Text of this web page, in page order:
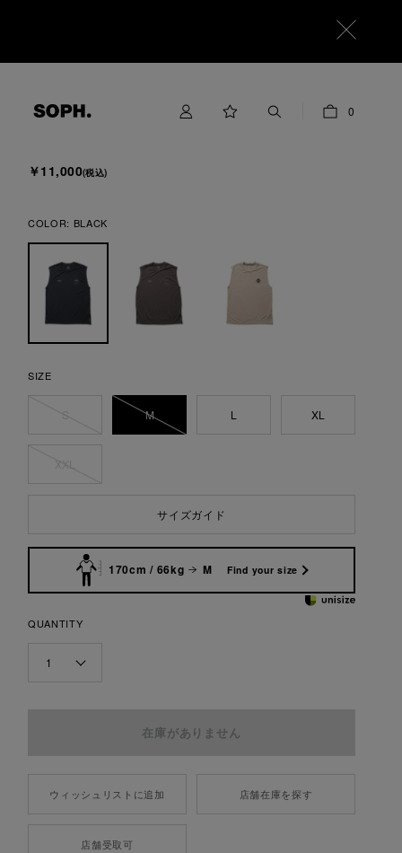
0
F.C.Real Bristol
￥11,000(税込)
COLOR: BLACK
SIZE
M L XL
サイズガイド
170cm / 66kg M Find your size
QUANTITY
1
ウィッシュリストに追加 店舗在庫を探す
店舗受取可